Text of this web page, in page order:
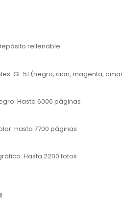
rellenable
GI-51 (negro, cian, magenta,
Hasta 6000 páginas
Hasta 7700 páginas
Hasta 2200 fotos